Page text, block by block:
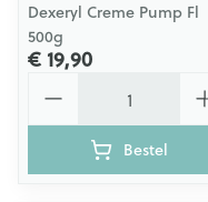
Dexeryl Creme Pump Fl
500g
€ 19,90
Bestel